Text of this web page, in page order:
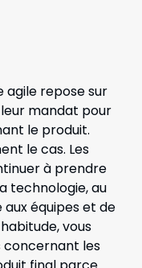
agile repose sur
mandat pour
le produit.
le cas. Les
à prendre
technologie, au
équipes et de
vous
concernant les